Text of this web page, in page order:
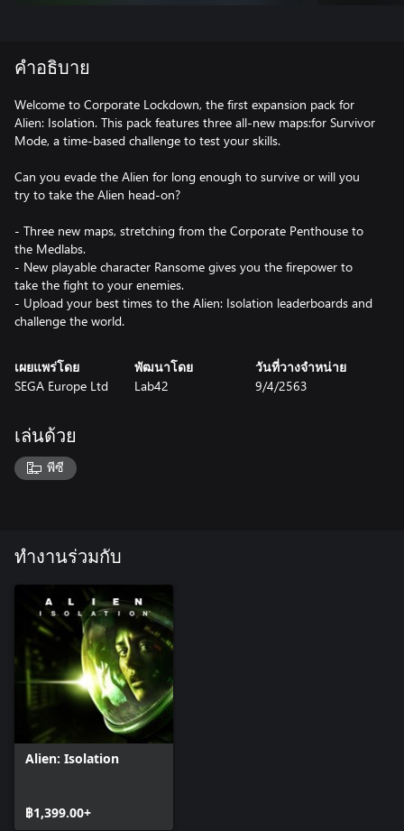
คำอธิบาย
Welcome to Corporate Lockdown, the first expansion pack for
Alien: Isolation. This pack features three all-new maps:for Survivor
Mode, a time-based challenge to test your skills.
Can you evade the Alien for long enough to survive or will you
try to take the Alien head-on?
- Three new maps, stretching from the Corporate Penthouse to
the Medlabs.
- New playable character Ransome gives you the firepower to
take the fight to your enemies.
- Upload your best times to the Alien: Isolation leaderboards and
challenge the world.
เผยแพร่โดย
SEGA Europe Ltd
พัฒนาโดย
Lab42
วันที่วางจำหน่าย
9/4/2563
เล่นด้วย
พีซี
ทำงานร่วมกับ
Alien: Isolation
฿1,399.00+